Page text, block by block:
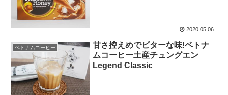
2020.05.06
ベトナムコーヒー
甘さ控えめでビターな味!ベトナ
ムコーヒー土産チュングエン
Legend Classic